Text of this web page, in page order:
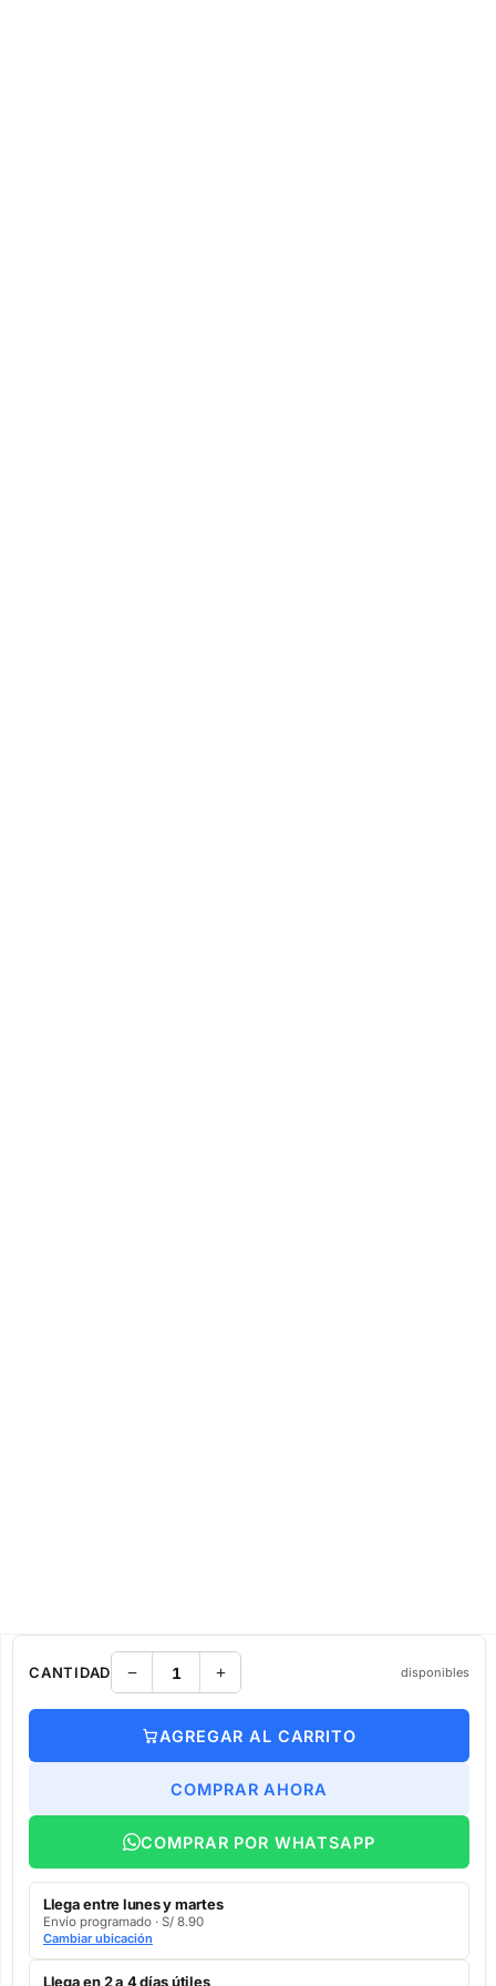
CANTIDAD disponibles
AGREGAR AL CARRITO
COMPRAR AHORA
COMPRAR POR WHATSAPP
Llega entre lunes y martes
Envío programado · S/ 8.90
Cambiar ubicación
Llega en 2 a 4 días útiles